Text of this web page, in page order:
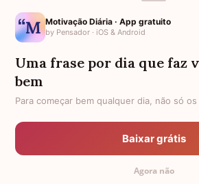
EX-SOGRO
AFILHADO PARA MADRINHA
FRASES PARA AMIGA EVANGÉLICA
Motivação Diária · App gratuito
by Pensador · iOS & Android
Uma frase por dia que faz
bem
Para começar bem qualquer dia, não só os
Baixar grátis
Agora não